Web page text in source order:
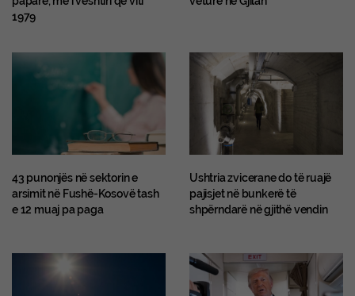
1979
43 punonjës në sektorin e
arsimit në Fushë-Kosovë tash
e 12 muaj pa paga
Ushtria zvicerane do të ruajë
pajisjet në bunkerë të
shpërndarë në gjithë vendin